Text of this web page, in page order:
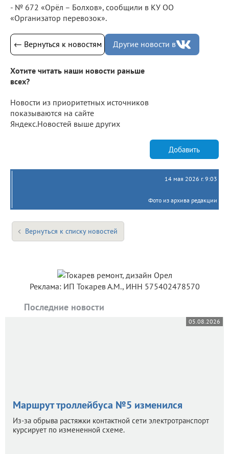
- № 672 «Орёл – Болхов», сообщили в КУ ОО
«Организатор перевозок».
← Вернуться к новостям Другие новости в
Хотите читать наши новости раньше
всех?
Новости из приоритетных источников
показываются на сайте
Яндекс.Новостей выше других
Добавить
14 мая 2026 г. 9:03
Фото из архива редакции
Вернуться к списку новостей
Реклама: ИП Токарев А.М., ИНН 575402478570
Последние новости
05.08.2026
Маршрут троллейбуса №5 изменился
Из-за обрыва растяжки контактной сети электротранспорт
курсирует по измененной схеме.